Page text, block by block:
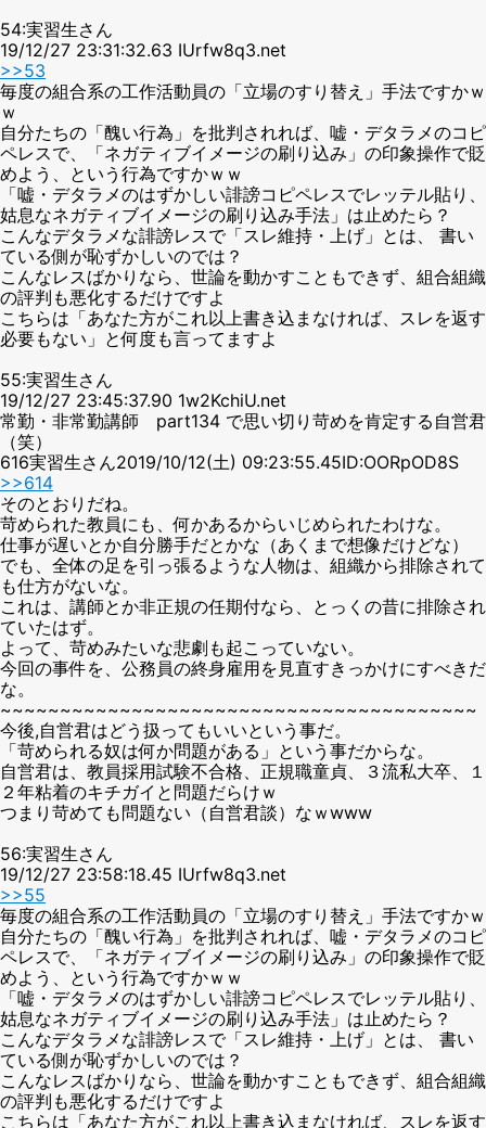
54:実習生さん
19/12/27 23:31:32.63 IUrfw8q3.net
>>53
毎度の組合系の工作活動員の「立場のすり替え」手法ですかｗ
ｗ
自分たちの「醜い行為」を批判されれば、嘘・デタラメのコピ
ペレスで、「ネガティブイメージの刷り込み」の印象操作で貶
めよう、という行為ですかｗｗ
「嘘・デタラメのはずかしい誹謗コピペレスでレッテル貼り、
姑息なネガティブイメージの刷り込み手法」は止めたら？
こんなデタラメな誹謗レスで「スレ維持・上げ」とは、 書い
ている側が恥ずかしいのでは？
こんなレスばかりなら、世論を動かすこともできず、組合組織
の評判も悪化するだけですよ
こちらは「あなた方がこれ以上書き込まなければ、スレを返す
必要もない」と何度も言ってますよ
55:実習生さん
19/12/27 23:45:37.90 1w2KchiU.net
常勤・非常勤講師 part134 で思い切り苛めを肯定する自営君
（笑）
616実習生さん2019/10/12(土) 09:23:55.45ID:OORpOD8S
>>614
そのとおりだね。
苛められた教員にも、何かあるからいじめられたわけな。
仕事が遅いとか自分勝手だとかな（あくまで想像だけどな）
でも、全体の足を引っ張るような人物は、組織から排除されて
も仕方がないな。
これは、講師とか非正規の任期付なら、とっくの昔に排除され
ていたはず。
よって、苛めみたいな悲劇も起こっていない。
今回の事件を、公務員の終身雇用を見直すきっかけにすべきだ
な。
~~~~~~~~~~~~~~~~~~~~~~~~~~~~~~~~~~~~~~~~
今後,自営君はどう扱ってもいいという事だ。
「苛められる奴は何か問題がある」という事だからな。
自営君は、教員採用試験不合格、正規職童貞、３流私大卒、１
２年粘着のキチガイと問題だらけｗ
つまり苛めても問題ない（自営君談）なｗwww
56:実習生さん
19/12/27 23:58:18.45 IUrfw8q3.net
>>55
毎度の組合系の工作活動員の「立場のすり替え」手法ですかｗ
自分たちの「醜い行為」を批判されれば、嘘・デタラメのコピ
ペレスで、「ネガティブイメージの刷り込み」の印象操作で貶
めよう、という行為ですかｗｗ
「嘘・デタラメのはずかしい誹謗コピペレスでレッテル貼り、
姑息なネガティブイメージの刷り込み手法」は止めたら？
こんなデタラメな誹謗レスで「スレ維持・上げ」とは、 書い
ている側が恥ずかしいのでは？
こんなレスばかりなら、世論を動かすこともできず、組合組織
の評判も悪化するだけですよ
こちらは「あなた方がこれ以上書き込まなければ、スレを返す